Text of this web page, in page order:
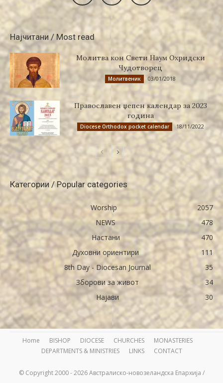
Најчитани / Most read
Молитва кон Свети Наум Охридски
Чудотворец
Молитвеник 03/01/2018
Православен џепен календар за 2023
година
Diocese Orthodox pocket calendar 18/11/2022
Категории / Popular categories
Worship
2057
NEWS
478
Настани
470
Духовни ориентири
111
8th Day - Diocesan Journal
35
Зборови за живот
34
Најави
30
Home BISHOP DIOCESE CHURCHES
MONASTERIES
DEPARTMENTS & MINISTRIES
LINKS CONTACT
© Copyright 2000 - 2026 Австралиско-новозеландска Епархија /